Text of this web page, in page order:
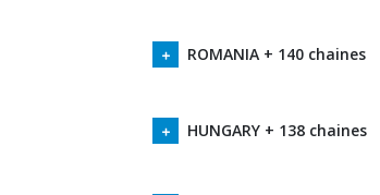
ROMANIA + 140 chaines
HUNGARY + 138 chaines